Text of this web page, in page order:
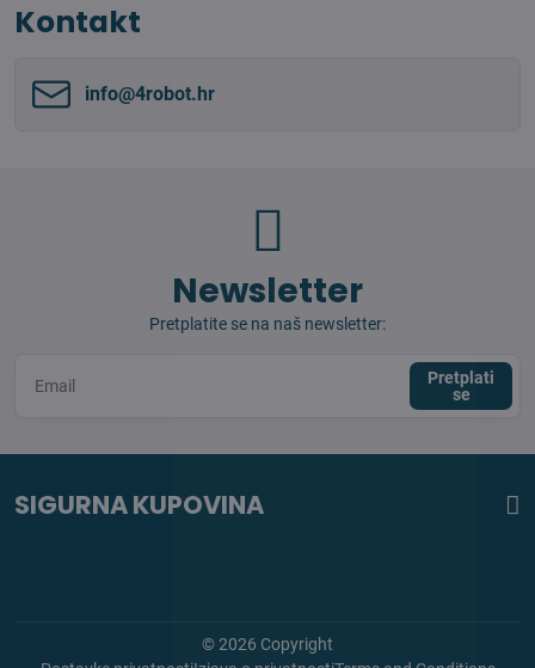
Kontakt
info​@4robot​.hr
Newsletter
Pretplatite se na naš newsletter:
Pretplati
se
SIGURNA KUPOVINA
©2026 Copyright